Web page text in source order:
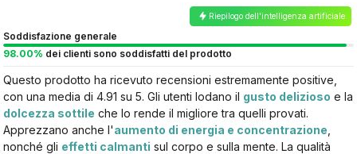
Riepilogo dell'intelligenza artificiale
Soddisfazione generale
98.00% dei clienti sono soddisfatti del prodotto
Questo prodotto ha ricevuto recensioni estremamente positive,
con una media di 4.91 su 5. Gli utenti lodano il gusto delizioso e la
dolcezza sottile che lo rende il migliore tra quelli provati.
Apprezzano anche l'aumento di energia e concentrazione
nonché gli effetti calmanti sul corpo e sulla mente. La qualità